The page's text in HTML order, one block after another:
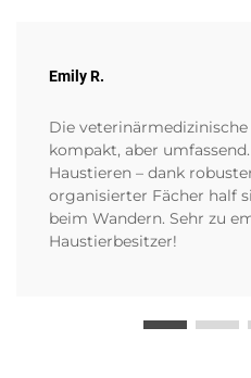
Emily R.
Die
kompakt, aber
Haustieren – dank
organisierter Fächer half
beim Wandern. Sehr zu
Haustierbesitzer!